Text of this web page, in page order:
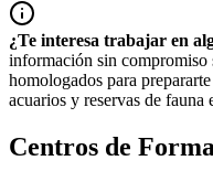
¿Te interesa trabajar en
información sin compromiso
homologados para
acuarios y reservas de fauna
Centros de